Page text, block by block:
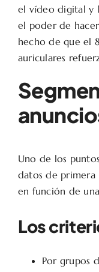
el vídeo digital y
el poder de
hecho de que el
auriculares
Uno de los
datos de primera
en función de
Los
Por grupos